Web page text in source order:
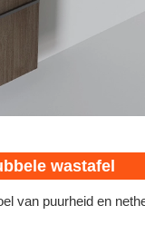
wastafel
van puurheid en